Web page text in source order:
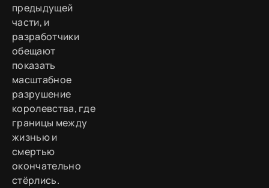
предыдущей
части, и
разработчики
обещают
показать
масштабное
разрушение
королевства, где
границы между
жизнью и
смертью
окончательно
стёрлись.